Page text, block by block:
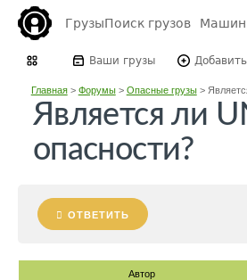
ГрузыПоиск грузов
Ваши грузы
Главная> Форумы> Опасные грузы>
Является ли
опасности?
ОТВЕТИТЬ
Автор